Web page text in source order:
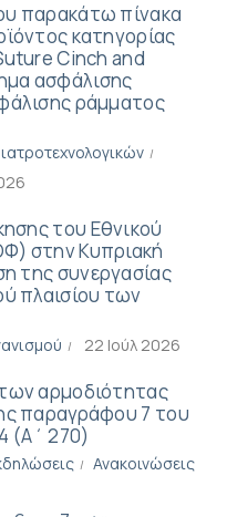
παρακάτω πίνακα
κατηγορίας
Cinch and
ασφάλισης
ράμματος
του Εθνικού
στην Κυπριακή
της συνεργασίας
πλαισίου των
22 Ιούλ 2026
αρμοδιότητας
παραγράφου 7 του
(Α΄ 270)
Ανακοινώσεις